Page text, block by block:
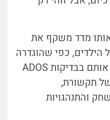
אותו מדד משקף את
כפי שהוגדרה
על ידי הקלינאים שבדקו אותם בבדיקות ADOS
תקשורת,
והתנהגויות